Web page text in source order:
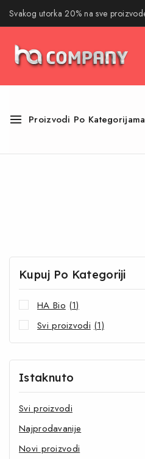
Svakog utorka 20% na sve
Proizvodi Po Kategorijama
Kupuj Po Kategoriji
HA Bio (1)
Svi proizvodi (1)
Istaknuto
Svi proizvodi
Najprodavanije
Novi proizvodi